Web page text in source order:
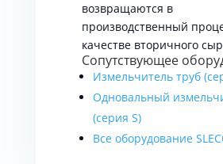
возвращаются в
производственный
качестве вторичного
Сопутствующее
Измельчитель труб
Одновальный
(серия S)
Все оборудование